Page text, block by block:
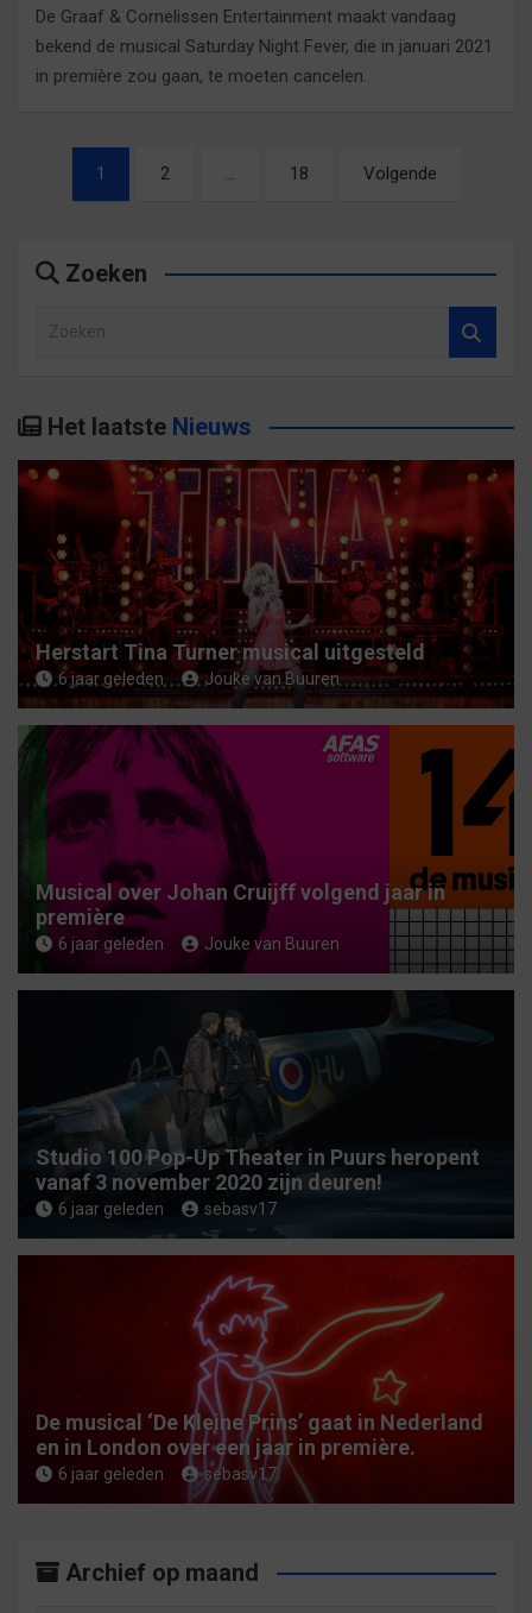
De Graaf & Cornelissen Entertainment maakt vandaag
bekend de musical Saturday Night Fever, die in januari 2021
in première zou gaan, te moeten cancelen.
Berichtnavigatie
1 2 … 18 Volgende
Zoeken
e
n
Het laatste Nieuws
Herstart Tina Turner musical uitgesteld
6 jaar geleden Jouke van Buuren
Musical over Johan Cruijff volgend jaar in
première
6 jaar geleden Jouke van Buuren
Studio 100 Pop-Up Theater in Puurs heropent
vanaf 3 november 2020 zijn deuren!
6 jaar geleden sebasv17
De musical ‘De Kleine Prins’ gaat in Nederland
en in London over een jaar in première.
6 jaar geleden sebasv17
Archief op maand